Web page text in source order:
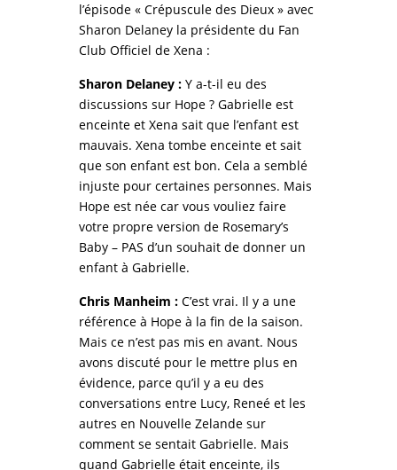
l’épisode « Crépuscule des Dieux » avec
Sharon Delaney la présidente du Fan
Club Officiel de Xena :
Sharon Delaney : Y a-t-il eu des
discussions sur Hope ? Gabrielle est
enceinte et Xena sait que l’enfant est
mauvais. Xena tombe enceinte et sait
que son enfant est bon. Cela a semblé
injuste pour certaines personnes. Mais
Hope est née car vous vouliez faire
votre propre version de Rosemary’s
Baby – PAS d’un souhait de donner un
enfant à Gabrielle.
Chris Manheim : C’est vrai. Il y a une
référence à Hope à la fin de la saison.
Mais ce n’est pas mis en avant. Nous
avons discuté pour le mettre plus en
évidence, parce qu’il y a eu des
conversations entre Lucy, Reneé et les
autres en Nouvelle Zelande sur
comment se sentait Gabrielle. Mais
quand Gabrielle était enceinte, ils